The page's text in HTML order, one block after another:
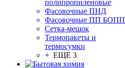
полипропиленовые
Фасовочные ПНД
Фасовочные ПП БОПП
Сетка-мешок
Термопакеты и
термосумки
+ ЕЩЕ 3